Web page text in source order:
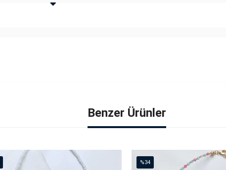
Benzer Ürünler
%34